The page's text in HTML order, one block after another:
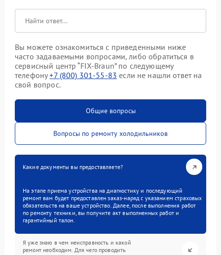
Вы можете ознакомиться с приведенными ниже
часто задаваемыми вопросами, либо обратиться в
сервисный центр “FIX-Braun” по следующему
телефону+7 (800) 301-55-83 если не нашли ответ на
свой вопрос.
Общие вопросы
Вопросы по ремонту холодильников
Какие документы вы предоставляете?
На этапе приема устройства на диагностику и последующий
ремонт вам будет предоставлен заказ-наряд с указанием страховых
обязательств на ваше устройство. Далее, после выполнения работ
по ремонту техники, вы получите акт выполненных работ и
гарантийный талон.
Я уже знаю в чем неисправность и какой
ремонт необходим. Для чего проводить